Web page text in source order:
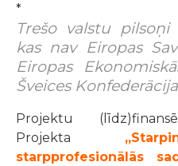
*
Trešo valstu
kas nav Eiropas
Eiropas
Šveices
Projektu
Projekta
starpprofesionālās